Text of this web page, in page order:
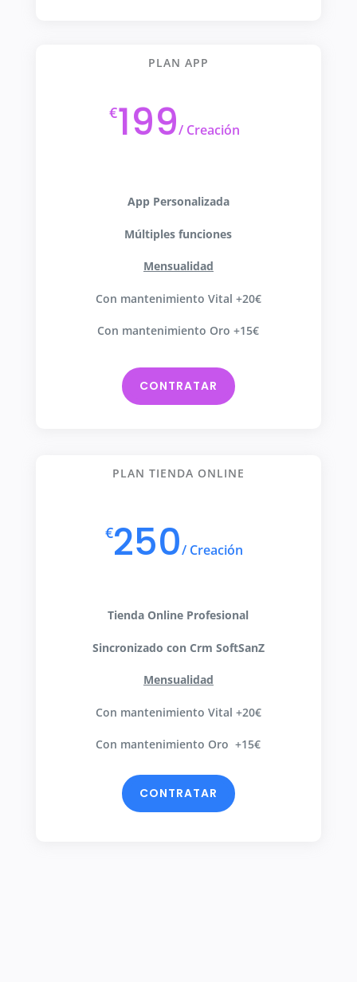
PLAN APP
€199/Creación
App Personalizada
Múltiples funciones
Mensualidad
Con mantenimiento Vital +20€
Con mantenimiento Oro +15€
CONTRATAR
PLAN TIENDA ONLINE
€250/ Creación
Tienda Online Profesional
Sincronizado con Crm SoftSanZ
Mensualidad
Con mantenimiento Vital +20€
Con mantenimiento Oro +15€
CONTRATAR